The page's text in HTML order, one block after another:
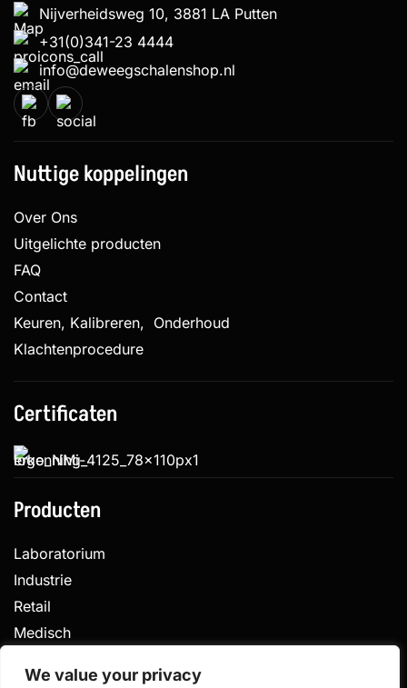
We value your privacy
Nijverheidsweg 10, 3881 LA Putten
+31(0)341-23 4444
info@deweegschalenshop.nl
Nuttige koppelingen
Over Ons
Uitgelichte producten
FAQ
Contact
Keuren, Kalibreren, Onderhoud
Klachtenprocedure
Certificaten
Producten
Laboratorium
Industrie
Retail
Medisch